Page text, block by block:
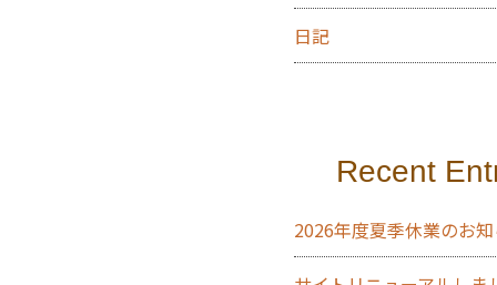
日記
Recent
2026年度夏季休業のお